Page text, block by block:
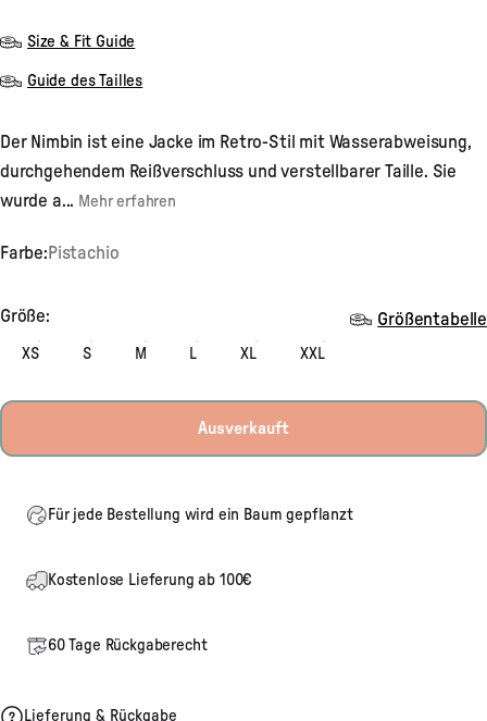
Size & Fit Guide
Guide des Tailles
Der Nimbin ist eine Jacke im Retro-Stil mit Wasserabweisung,
durchgehendem Reißverschluss und verstellbarer Taille. Sie
wurde a... Mehr erfahren
Farbe: Pistachio
Größentabelle
Größe
Größe:
XS S M L XL XXL
Ausverkauft
Für jede Bestellung wird ein Baum gepflanzt
Kostenlose Lieferung ab 100€
60 Tage Rückgaberecht
Lieferung & Rückgabe